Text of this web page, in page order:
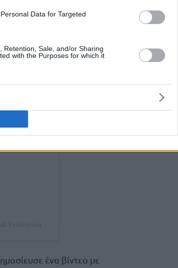
Data for Targeted
Retention, Sale, and/or Sharing
with the Purposes for which it
ένα βίντεο με